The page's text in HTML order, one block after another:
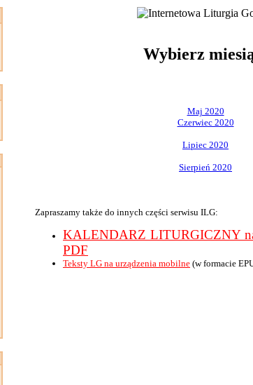
Wybierz
Maj 2020
Czerwiec 2020
Lipiec 2020
Sierpień 2020
Zapraszamy także do innych części serwisu ILG:
KALENDARZ LITURGICZNY
PDF
Teksty LG na urządzenia mobilne (w formacie